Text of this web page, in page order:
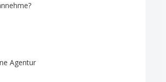
?
Agentur